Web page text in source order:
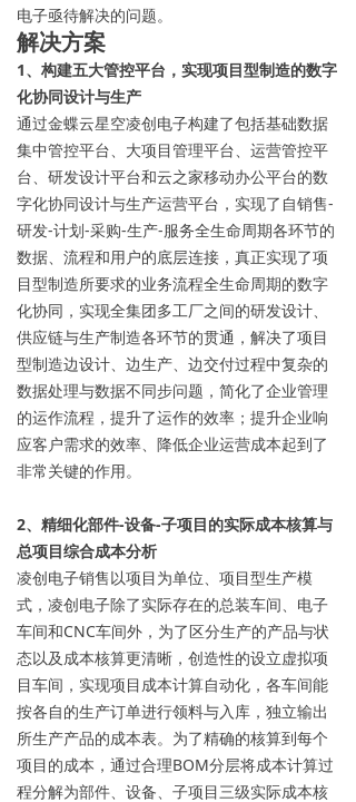
电子亟待解决的问题。
解决方案
1、构建五大管控平台，实现项目型制造的数字
化协同设计与生产
通过金蝶云星空凌创电子构建了包括基础数据
集中管控平台、大项目管理平台、运营管控平
台、研发设计平台和云之家移动办公平台的数
字化协同设计与生产运营平台，实现了自销售-
研发-计划-采购-生产-服务全生命周期各环节的
数据、流程和用户的底层连接，真正实现了项
目型制造所要求的业务流程全生命周期的数字
化协同，实现全集团多工厂之间的研发设计、
供应链与生产制造各环节的贯通，解决了项目
型制造边设计、边生产、边交付过程中复杂的
数据处理与数据不同步问题，简化了企业管理
的运作流程，提升了运作的效率；提升企业响
应客户需求的效率、降低企业运营成本起到了
非常关键的作用。
2、精细化部件-设备-子项目的实际成本核算与
总项目综合成本分析
凌创电子销售以项目为单位、项目型生产模
式，凌创电子除了实际存在的总装车间、电子
车间和CNC车间外，为了区分生产的产品与状
态以及成本核算更清晰，创造性的设立虚拟项
目车间，实现项目成本计算自动化，各车间能
按各自的生产订单进行领料与入库，独立输出
所生产产品的成本表。为了精确的核算到每个
项目的成本，通过合理BOM分层将成本计算过
程分解为部件、设备、子项目三级实际成本核